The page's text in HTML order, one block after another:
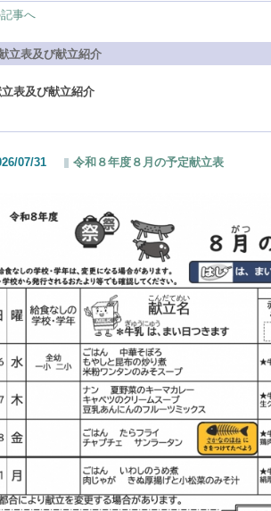
事へ
立表及び献立紹介
表及び献立紹介
07/31 令和８年度８月の予定献立表